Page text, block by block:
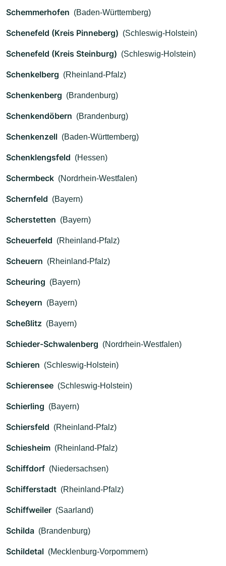
Schemmerhofen (Baden-Württemberg)
Schenefeld (Kreis Pinneberg) (Schleswig-Holstein)
Schenefeld (Kreis Steinburg) (Schleswig-Holstein)
Schenkelberg (Rheinland-Pfalz)
Schenkenberg (Brandenburg)
Schenkendöbern (Brandenburg)
Schenkenzell (Baden-Württemberg)
Schenklengsfeld (Hessen)
Schermbeck (Nordrhein-Westfalen)
Schernfeld (Bayern)
Scherstetten (Bayern)
Scheuerfeld (Rheinland-Pfalz)
Scheuern (Rheinland-Pfalz)
Scheuring (Bayern)
Scheyern (Bayern)
Scheßlitz (Bayern)
Schieder-Schwalenberg (Nordrhein-Westfalen)
Schieren (Schleswig-Holstein)
Schierensee (Schleswig-Holstein)
Schierling (Bayern)
Schiersfeld (Rheinland-Pfalz)
Schiesheim (Rheinland-Pfalz)
Schiffdorf (Niedersachsen)
Schifferstadt (Rheinland-Pfalz)
Schiffweiler (Saarland)
Schilda (Brandenburg)
Schildetal (Mecklenburg-Vorpommern)